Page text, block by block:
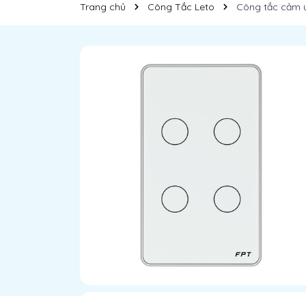
Trang chủ Công Tắc Leto Công tắc cảm